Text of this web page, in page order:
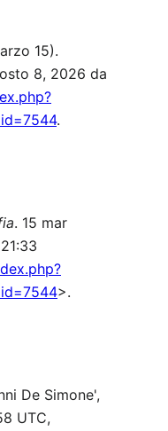
15).
8, 2026 da
.
. 15 mar
>.
De Simone',
UTC,